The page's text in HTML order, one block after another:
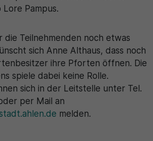
Lore Pampus.
die Teilnehmenden noch etwas
sich Anne Althaus, dass noch
ihre Pforten öffnen. Die
spiele dabei keine Rolle.
sich in der Leitstelle unter Tel.
per Mail an
melden.
Daten des Besuchs zu speichern.